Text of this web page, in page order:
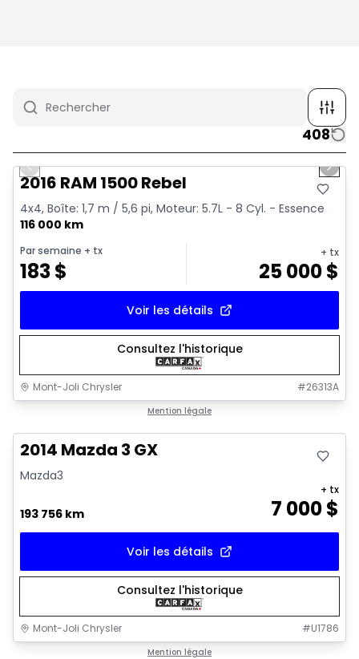
408
1/2
Previous slide Next
2016 RAM 1500 Rebel
4x4, Boîte: 1,7 m / 5,6 pi, Moteur: 5.7L - 8 Cyl. - Essence
116 000 km
Par semaine + tx
183$
+ tx
25 000$
Voir les détails
Consultez l'historique
Mont-Joli Chrysler #26313A
Mention légale
2014 Mazda 3 GX
Mazda3
193 756 km 7 000$
+ tx
Voir les détails
Consultez l'historique
Mont-Joli Chrysler #U1786
Mention légale